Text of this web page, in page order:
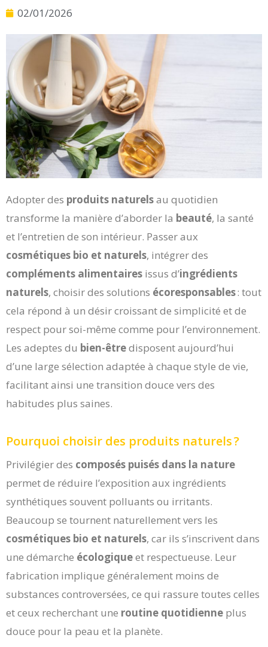
02/01/2026
Adopter des produits naturelsau quotidien
transforme la manière d’aborder la beauté, la santé
et l’entretien de son intérieur. Passer aux
cosmétiques bio et naturels, intégrer des
compléments alimentaires issus d’ingrédients
naturels, choisir des solutions écoresponsables: tout
cela répond à un désir croissant de simplicité et de
respect pour soi-même comme pour l’environnement.
Les adeptes du bien-êtredisposent aujourd’hui
d’une large sélection adaptée à chaque style de vie,
facilitant ainsi une transition douce vers des
habitudes plus saines.
Pourquoi choisir des produits naturels ?
Privilégier des composés puisés dans la nature
permet de réduire l’exposition aux ingrédients
synthétiques souvent polluants ou irritants.
Beaucoup se tournent naturellement vers les
cosmétiques bio et naturels, car ils s’inscrivent dans
une démarche écologiqueet respectueuse. Leur
fabrication implique généralement moins de
substances controversées, ce qui rassure toutes celles
et ceux recherchant une routine quotidienne plus
douce pour la peau et la planète.